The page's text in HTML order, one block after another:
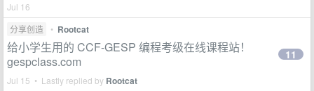
Jul 16
分享创造
• Rootcat
给小学生用的 CCF-GESP 编程考级在线课程站！
gespclass.com
Jul 15 • Lastly replied by Rootcat
11